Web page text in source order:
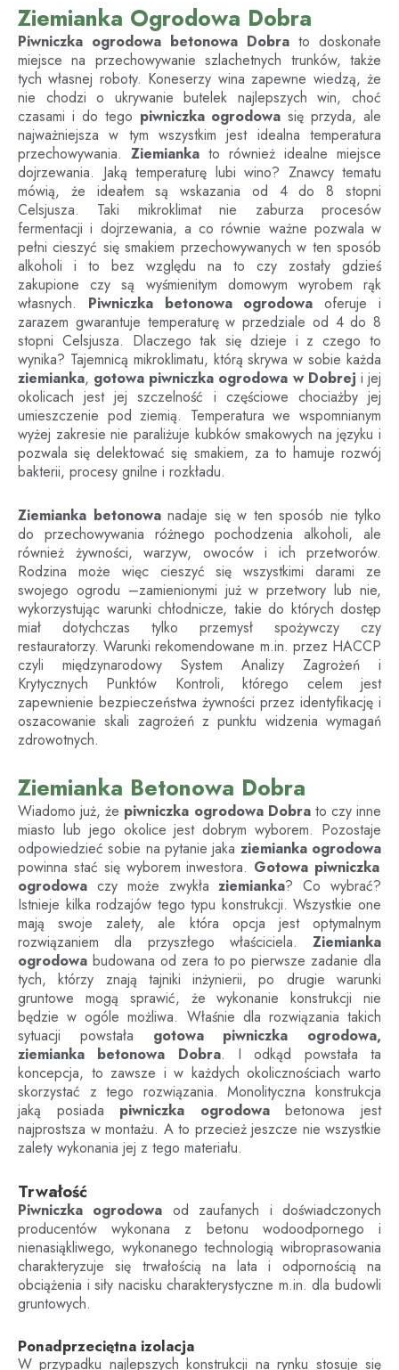
Ziemianka Ogrodowa Dobra
Piwniczka ogrodowa betonowa Dobra to doskonałe
miejsce na przechowywanie szlachetnych trunków, także
tych własnej roboty. Koneserzy wina zapewne wiedzą, że
nie chodzi o ukrywanie butelek najlepszych win, choć
czasami i do tego piwniczka ogrodowa się przyda, ale
najważniejsza w tym wszystkim jest idealna temperatura
przechowywania. Ziemianka to również idealne miejsce
dojrzewania. Jaką temperaturę lubi wino? Znawcy tematu
mówią, że ideałem są wskazania od 4 do 8 stopni
Celsjusza. Taki mikroklimat nie zaburza procesów
fermentacji i dojrzewania, a co równie ważne pozwala w
pełni cieszyć się smakiem przechowywanych w ten sposób
alkoholi i to bez względu na to czy zostały gdzieś
zakupione czy są wyśmienitym domowym wyrobem rąk
własnych. Piwniczka betonowa ogrodowa oferuje i
zarazem gwarantuje temperaturę w przedziale od 4 do 8
stopni Celsjusza. Dlaczego tak się dzieje i z czego to
wynika? Tajemnicą mikroklimatu, którą skrywa w sobie każda
ziemianka, gotowa piwniczka ogrodowa w Dobrej i jej
okolicach jest jej szczelność i częściowe chociażby jej
umieszczenie pod ziemią. Temperatura we wspomnianym
wyżej zakresie nie paraliżuje kubków smakowych na języku i
pozwala się delektować się smakiem, za to hamuje rozwój
bakterii, procesy gnilne i rozkładu.
Ziemianka betonowanadaje się w ten sposób nie tylko
do przechowywania różnego pochodzenia alkoholi, ale
również żywności, warzyw, owoców i ich przetworów.
Rodzina może więc cieszyć się wszystkimi darami ze
swojego ogrodu –zamienionymi już w przetwory lub nie,
wykorzystując warunki chłodnicze, takie do których dostęp
miał dotychczas tylko przemysł spożywczy czy
restauratorzy. Warunki rekomendowane m.in. przez HACCP
czyli międzynarodowy System Analizy Zagrożeń i
Krytycznych Punktów Kontroli, którego celem jest
zapewnienie bezpieczeństwa żywności przez identyfikację i
oszacowanie skali zagrożeń z punktu widzenia wymagań
zdrowotnych.
Ziemianka Betonowa Dobra
Wiadomo już, że piwniczka ogrodowa Dobra to czy inne
miasto lub jego okolice jest dobrym wyborem. Pozostaje
odpowiedzieć sobie na pytanie jaka ziemianka ogrodowa
powinna stać się wyborem inwestora. Gotowa piwniczka
ogrodowa czy może zwykłaziemianka? Co wybrać?
Istnieje kilka rodzajów tego typu konstrukcji. Wszystkie one
mają swoje zalety, ale która opcja jest optymalnym
rozwiązaniem dla przyszłego właściciela. Ziemianka
ogrodowa budowana od zera to po pierwsze zadanie dla
tych, którzy znają tajniki inżynierii, po drugie warunki
gruntowe mogą sprawić, że wykonanie konstrukcji nie
będzie w ogóle możliwa. Właśnie dla rozwiązania takich
sytuacji powstała gotowa piwniczka ogrodowa,
ziemianka betonowa Dobra. I odkąd powstała ta
koncepcja, to zawsze i w każdych okolicznościach warto
skorzystać z tego rozwiązania. Monolityczna konstrukcja
jaką posiada piwniczka ogrodowabetonowa jest
najprostsza w montażu. A to przecież jeszcze nie wszystkie
zalety wykonania jej z tego materiału.
Trwałość
Piwniczka ogrodowa od zaufanych i doświadczonych
producentów wykonana z betonu wodoodpornego i
nienasiąkliwego, wykonanego technologią wibroprasowania
charakteryzuje się trwałością na lata i odpornością na
obciążenia i siły nacisku charakterystyczne m.in. dla budowli
gruntowych.
Ponadprzeciętna izolacja
W przypadku najlepszych konstrukcji na rynku stosuje się